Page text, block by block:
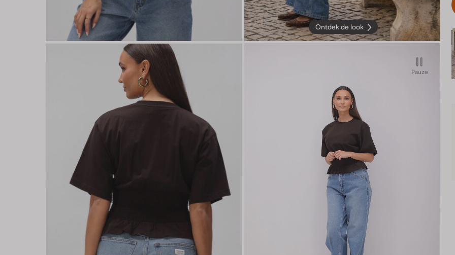
Ontdek de look
Pauze